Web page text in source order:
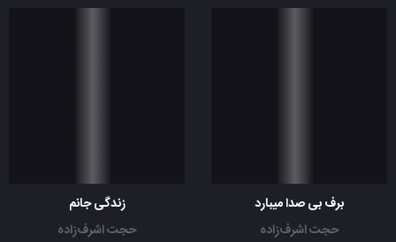
برف بی صدا میبارد
حجت اشرف‌زاده
زندگی جانم
حجت اشرف‌زاده